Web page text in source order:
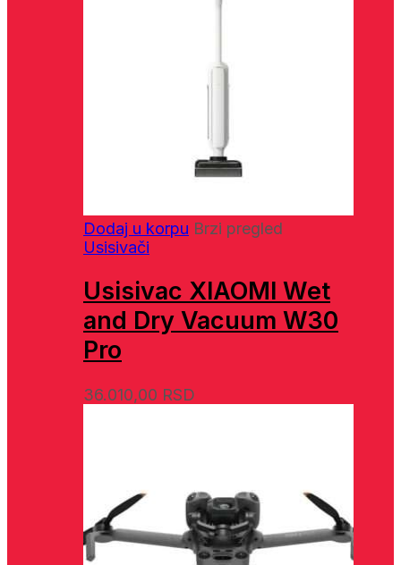
Dodaj u korpu Brzi pregled
Usisivači
Usisivac XIAOMI Wet
and Dry Vacuum W30
Pro
36.010,00 RSD